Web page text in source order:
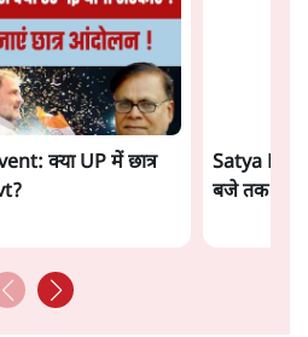
खोलने की—उन्हें आज के
स्थान देती है।
लोड हो रही है...